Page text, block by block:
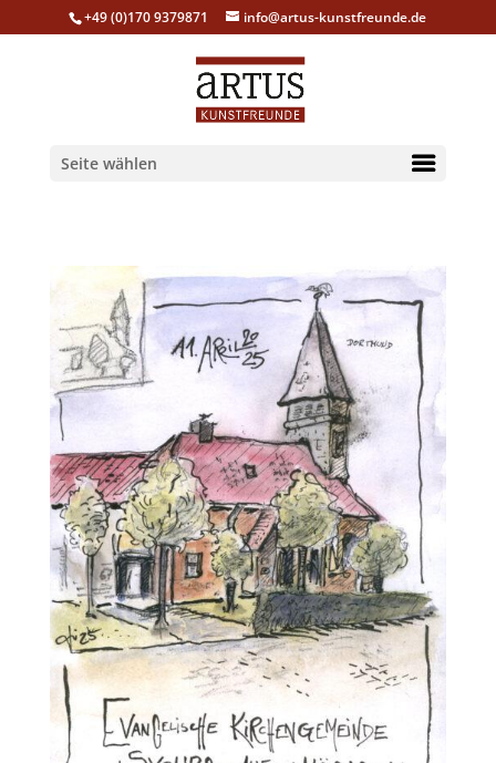
+49 (0)170 9379871 info@artus-kunstfreunde.de
Seite wählen